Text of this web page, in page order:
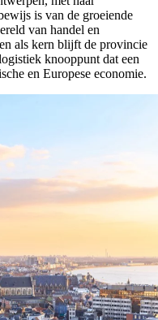
is van de groeiende
van handel en
als kern blijft de provincie
knooppunt dat een
en Europese economie.